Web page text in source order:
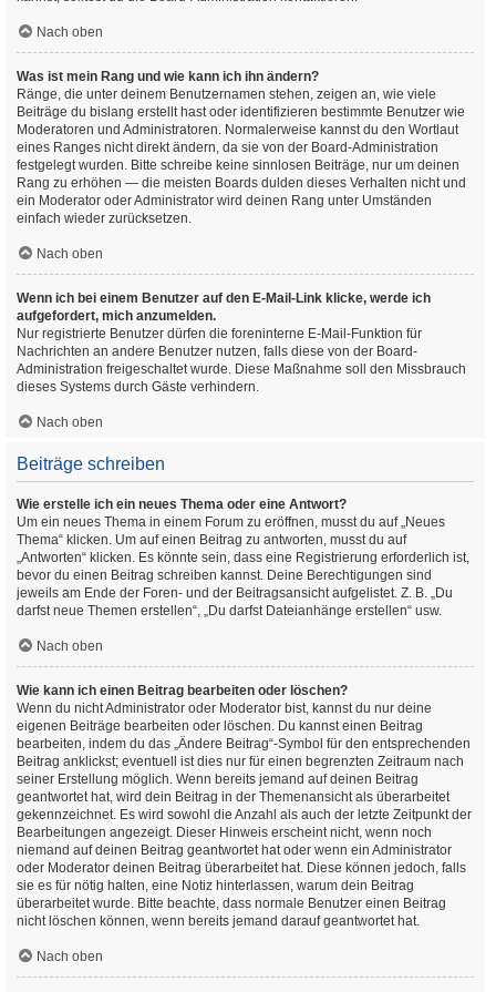
Nach oben
Was ist mein Rang und wie kann ich ihn ändern?
Ränge, die unter deinem Benutzernamen stehen, zeigen an, wie viele
Beiträge du bislang erstellt hast oder identifizieren bestimmte Benutzer wie
Moderatoren und Administratoren. Normalerweise kannst du den Wortlaut
eines Ranges nicht direkt ändern, da sie von der Board-Administration
festgelegt wurden. Bitte schreibe keine sinnlosen Beiträge, nur um deinen
Rang zu erhöhen — die meisten Boards dulden dieses Verhalten nicht und
ein Moderator oder Administrator wird deinen Rang unter Umständen
einfach wieder zurücksetzen.
Nach oben
Wenn ich bei einem Benutzer auf den E-Mail-Link klicke, werde ich
aufgefordert, mich anzumelden.
Nur registrierte Benutzer dürfen die foreninterne E-Mail-Funktion für
Nachrichten an andere Benutzer nutzen, falls diese von der Board-
Administration freigeschaltet wurde. Diese Maßnahme soll den Missbrauch
dieses Systems durch Gäste verhindern.
Nach oben
Beiträge schreiben
Wie erstelle ich ein neues Thema oder eine Antwort?
Um ein neues Thema in einem Forum zu eröffnen, musst du auf „Neues
Thema“ klicken. Um auf einen Beitrag zu antworten, musst du auf
„Antworten“ klicken. Es könnte sein, dass eine Registrierung erforderlich ist,
bevor du einen Beitrag schreiben kannst. Deine Berechtigungen sind
jeweils am Ende der Foren- und der Beitragsansicht aufgelistet. Z. B. „Du
darfst neue Themen erstellen“, „Du darfst Dateianhänge erstellen“ usw.
Nach oben
Wie kann ich einen Beitrag bearbeiten oder löschen?
Wenn du nicht Administrator oder Moderator bist, kannst du nur deine
eigenen Beiträge bearbeiten oder löschen. Du kannst einen Beitrag
bearbeiten, indem du das „Ändere Beitrag“-Symbol für den entsprechenden
Beitrag anklickst; eventuell ist dies nur für einen begrenzten Zeitraum nach
seiner Erstellung möglich. Wenn bereits jemand auf deinen Beitrag
geantwortet hat, wird dein Beitrag in der Themenansicht als überarbeitet
gekennzeichnet. Es wird sowohl die Anzahl als auch der letzte Zeitpunkt der
Bearbeitungen angezeigt. Dieser Hinweis erscheint nicht, wenn noch
niemand auf deinen Beitrag geantwortet hat oder wenn ein Administrator
oder Moderator deinen Beitrag überarbeitet hat. Diese können jedoch, falls
sie es für nötig halten, eine Notiz hinterlassen, warum dein Beitrag
überarbeitet wurde. Bitte beachte, dass normale Benutzer einen Beitrag
nicht löschen können, wenn bereits jemand darauf geantwortet hat.
Nach oben